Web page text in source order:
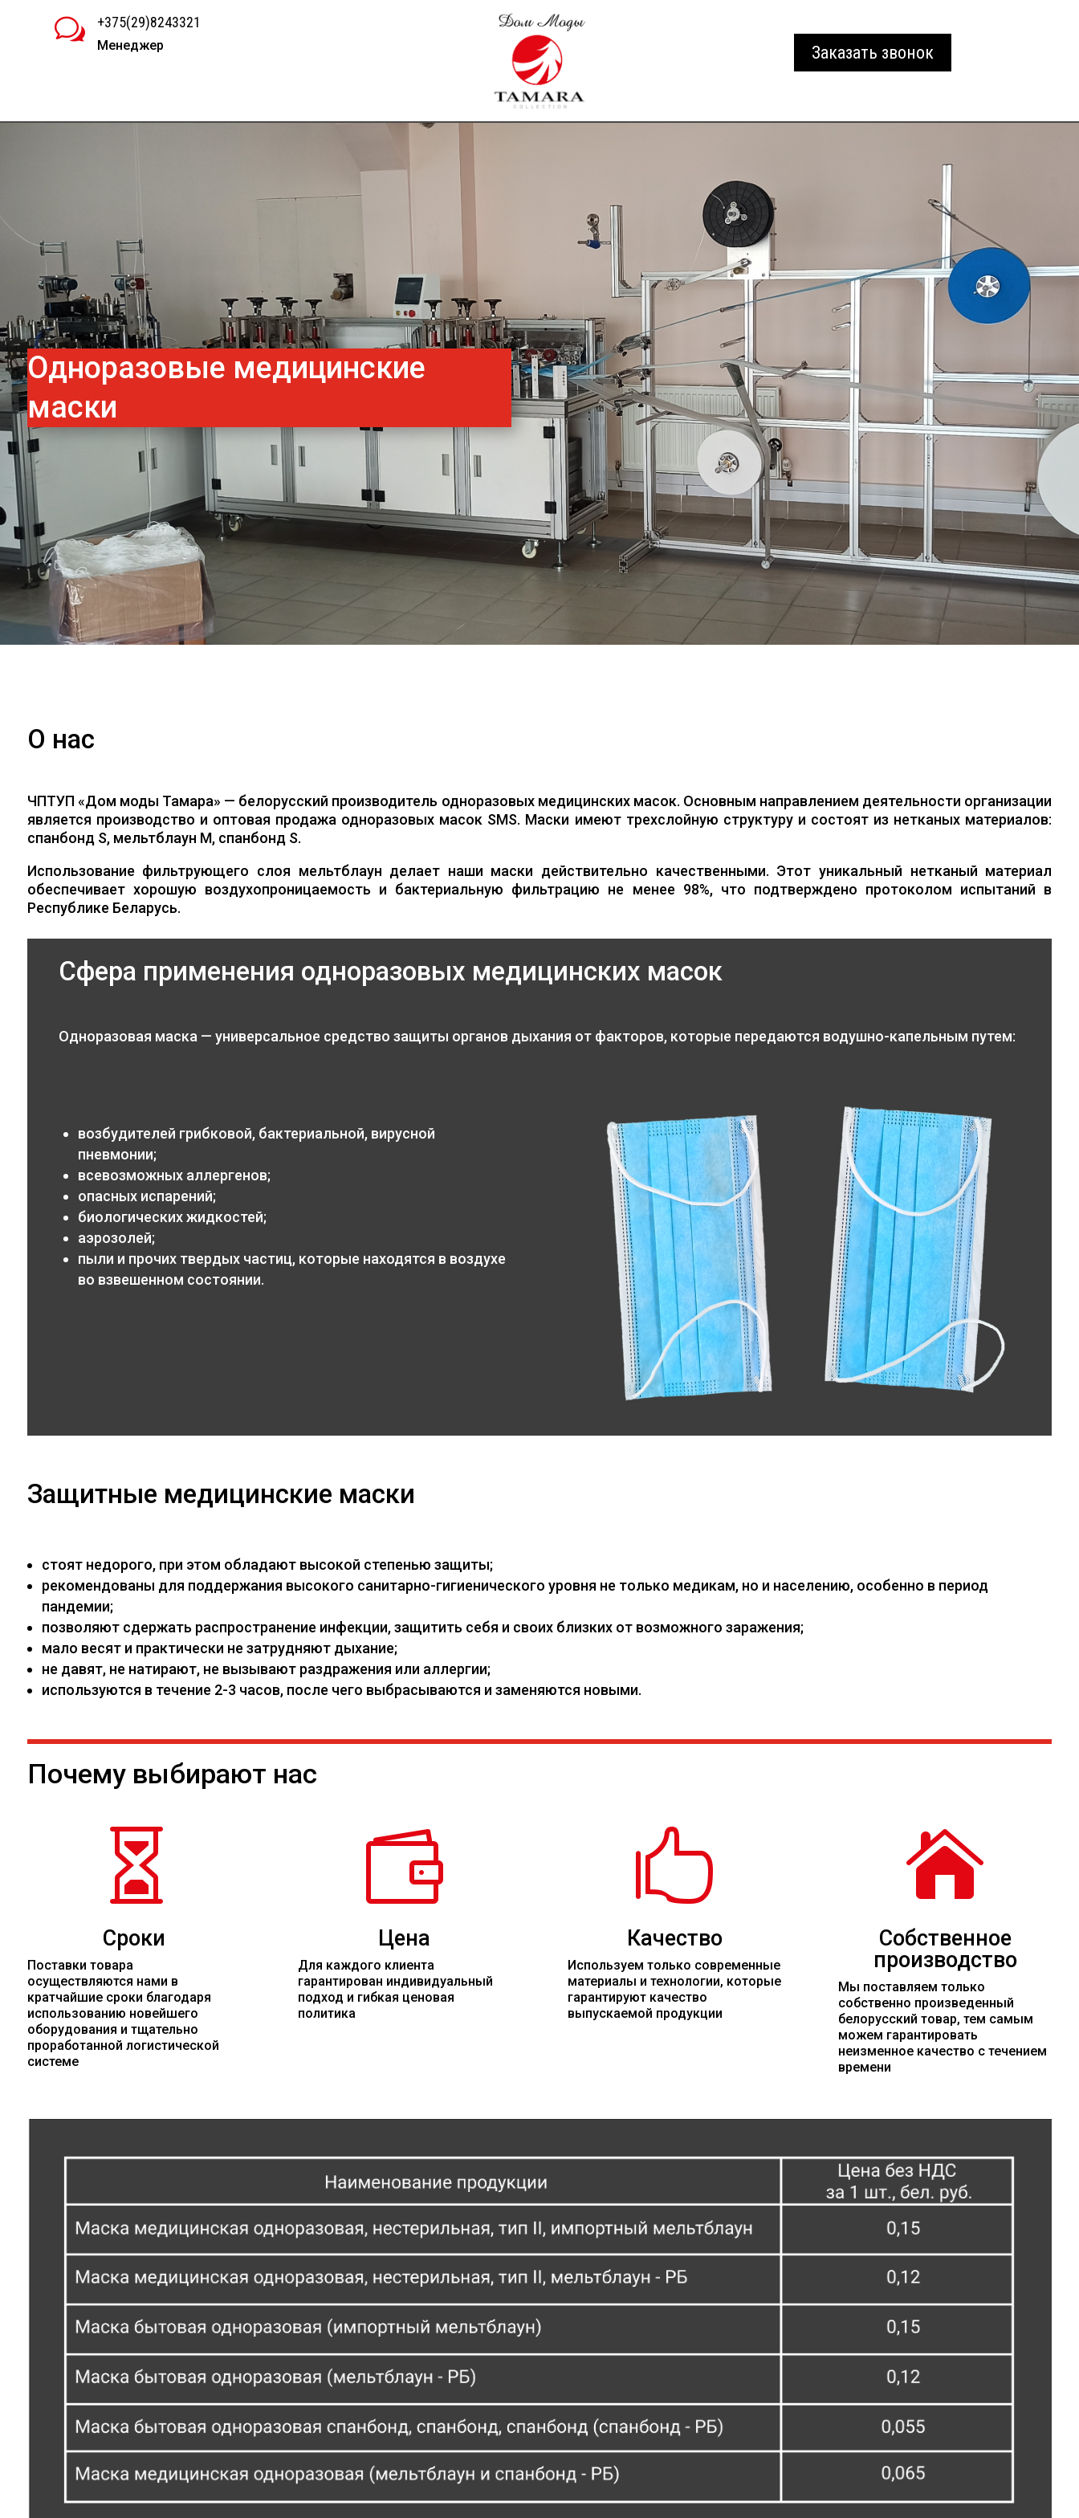
w +375(29)8243321
Менеджер Заказать звонок
Одноразовые медицинские
маски
О нас
ЧПТУП «Дом моды Тамара» — белорусский производитель одноразовых медицинских масок. Основным направлением деятельности организации
является производство и оптовая продажа одноразовых масок SMS. Маски имеют трехслойную структуру и состоят из нетканых материалов:
спанбонд S, мельтблаун M, спанбонд S.
Использование фильтрующего слоя мельтблаун делает наши маски действительно качественными. Этот уникальный нетканый материал
обеспечивает хорошую воздухопроницаемость и бактериальную фильтрацию не менее 98%, что подтверждено протоколом испытаний в
Республике Беларусь.
Сфера применения одноразовых медицинских масок
Одноразовая маска — универсальное средство защиты органов дыхания от факторов, которые передаются водушно-капельным путем:
возбудителей грибковой, бактериальной, вирусной
пневмонии;
всевозможных аллергенов;
опасных испарений;
биологических жидкостей;
аэрозолей;
пыли и прочих твердых частиц, которые находятся в воздухе
во взвешенном состоянии.
Защитные медицинские маски
стоят недорого, при этом обладают высокой степенью защиты;
рекомендованы для поддержания высокого санитарно-гигиенического уровня не только медикам, но и населению, особенно в период
пандемии;
позволяют сдержать распространение инфекции, защитить себя и своих близких от возможного заражения;
мало весят и практически не затрудняют дыхание;
не давят, не натирают, не вызывают раздражения или аллергии;
используются в течение 2-3 часов, после чего выбрасываются и заменяются новыми.
Почему выбирают нас

Сроки
Поставки товара
осуществляются нами в
кратчайшие сроки благодаря
использованию новейшего
оборудования и тщательно
проработанной логистической
системе

Цена
Для каждого клиента
гарантирован индивидуальный
подход и гибкая ценовая
политика

Качество
Используем только современные
материалы и технологии, которые
гарантируют качество
выпускаемой продукции

Собственное
производство
Мы поставляем только
собственно произведенный
белорусский товар, тем самым
можем гарантировать
неизменное качество с течением
времени